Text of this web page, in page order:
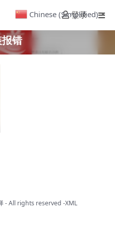
登录
错
- All rights reserved -XML
Chinese (Simplified) ▼